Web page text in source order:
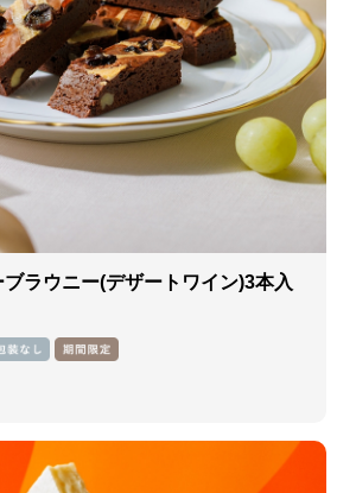
ラウニー(デザートワイン)3本入